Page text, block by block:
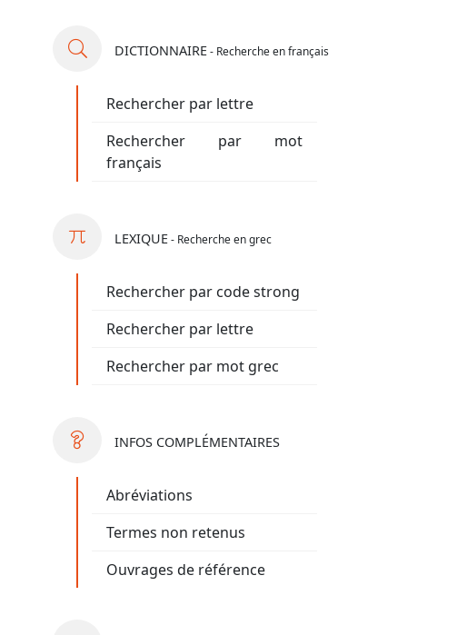
DICTIONNAIRE- Recherche en français
Rechercher par lettre
Rechercher par mot
français
LEXIQUE- Recherche en grec
Rechercher par code strong
Rechercher par lettre
Rechercher par mot grec
INFOS COMPLÉMENTAIRES
Abréviations
Termes non retenus
Ouvrages de référence